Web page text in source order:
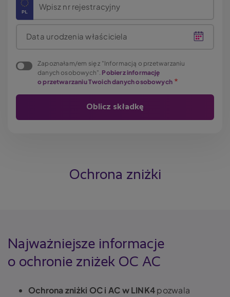
Wpisz nr rejestracyjny
Data urodzenia właściciela
Zapoznałam/em się z "Informacją o przetwarzaniu
danych osobowych". Pobierz informację
o przetwarzaniu Twoich danych osobowych
Ochrona zniżki
Najważniejsze informacje
o ochronie zniżek OC AC
Ochrona zniżki OC i AC w LINK4pozwala